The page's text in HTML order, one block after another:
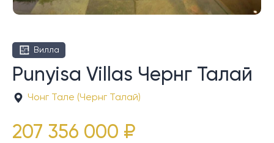
Вилла
Punyisa Villas Чернг Талай
Чонг Тале (Чернг Талай)
207 356 000 ₽